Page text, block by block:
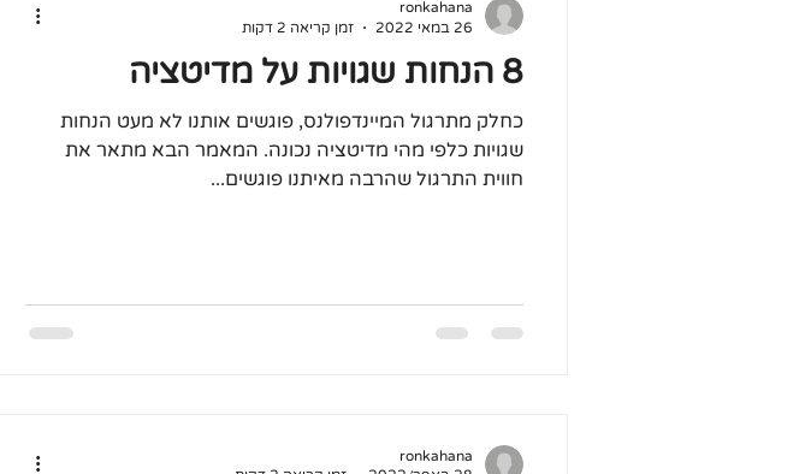
8 הנחות שגויות על מדיטציה
כחלק מתרגול המיינדפולנס, פוגשים אותנו לא מעט הנחות
שגויות כלפי מהי מדיטציה נכונה. המאמר הבא מתאר את
חווית התרגול שהרבה מאיתנו פוגשים...
ronkahana
26 במאי 2022
זמן קריאה 2 דקות
ronkahana